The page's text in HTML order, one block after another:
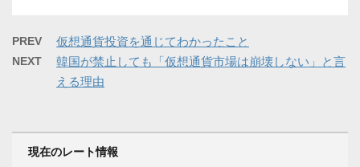
PREV 仮想通貨投資を通じてわかったこと
NEXT
韓国が禁止しても「仮想通貨市場は崩壊しない」と言
える理由
現在のレート情報